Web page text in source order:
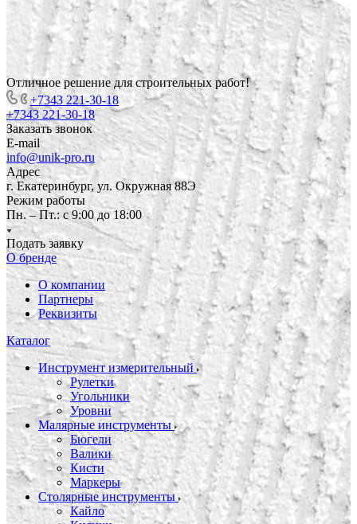
Отличное решение для строительных работ!
+7343 221-30-18
+7343 221-30-18
Заказать звонок
E-mail
info@unik-pro.ru
Адрес
г. Екатеринбург, ул. Окружная 88Э
Режим работы
Пн. – Пт.: с 9:00 до 18:00
Подать заявку
О бренде
О компании
Партнеры
Реквизиты
Каталог
Инструмент измерительный
Рулетки
Угольники
Уровни
Малярные инструменты
Бюгели
Валики
Кисти
Маркеры
Столярные инструменты
Кайло